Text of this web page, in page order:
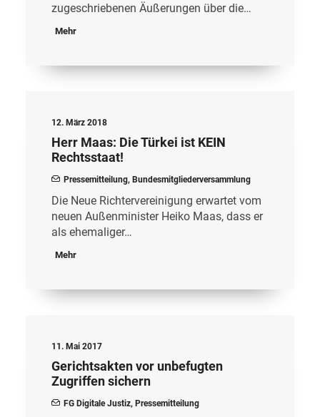
zugeschriebenen Äußerungen über die…
Mehr
12. März 2018
Herr Maas: Die Türkei ist KEIN
Rechtsstaat!
Pressemitteilung, Bundesmitgliederversammlung
Die Neue Richtervereinigung erwartet vom
neuen Außenminister Heiko Maas, dass er
als ehemaliger…
Mehr
11. Mai 2017
Gerichtsakten vor unbefugten
Zugriffen sichern
FG Digitale Justiz, Pressemitteilung